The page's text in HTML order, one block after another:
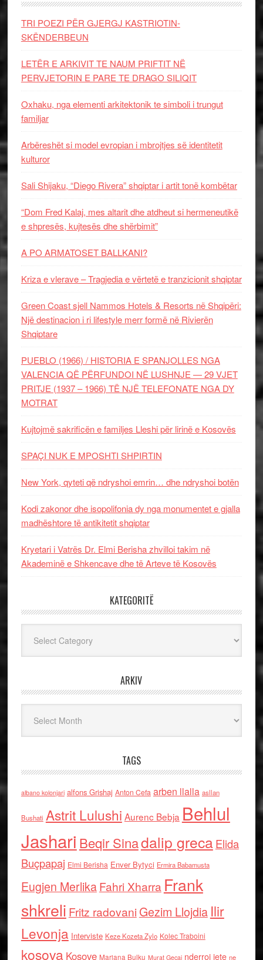
TRI POEZI PËR GJERGJ KASTRIOTIN-
SKËNDERBEUN
LETËR E ARKIVIT TE NAUM PRIFTIT NË
PERVJETORIN E PARE TE DRAGO SILIQIT
Oxhaku, nga elementi arkitektonik te simboli i trungut
familjar
Arbëreshët si model evropian i mbrojtjes së identitetit
kulturor
Sali Shijaku, “Diego Rivera” shqiptar i artit tonë kombëtar
“Dom Fred Kalaj, mes altarit dhe atdheut si hermeneutikë
e shpresës, kujtesës dhe shërbimit”
A PO ARMATOSET BALLKANI?
Kriza e vlerave – Tragjedia e vërtetë e tranzicionit shqiptar
Green Coast sjell Nammos Hotels & Resorts në Shqipëri:
Një destinacion i ri lifestyle merr formë në Rivierën
Shqiptare
PUEBLO (1966) / HISTORIA E SPANJOLLES NGA
VALENCIA QË PËRFUNDOI NË LUSHNJE — 29 VJET
PRITJE (1937 – 1966) TË NJË TELEFONATE NGA DY
MOTRAT
Kujtojmë sakrificën e familjes Lleshi për lirinë e Kosovës
SPAÇI NUK E MPOSHTI SHPIRTIN
New York, qyteti që ndryshoi emrin… dhe ndryshoi botën
Kodi zakonor dhe isopolifonia dy nga monumentet e gjalla
madhështore të antikitetit shqiptar
Kryetari i Vatrës Dr. Elmi Berisha zhvilloi takim në
Akademinë e Shkencave dhe të Arteve të Kosovës
KATEGORITË
ARKIV
TAGS
albano kolonjari alfons Grishaj Anton Cefa arben llalla asllan
Bushati Astrit Lulushi Aurenc Bebja Behlul
Jashari Beqir Sinadalip grecaElida
Buçpapaj Elmi Berisha Enver Bytyci Ermira Babamusta
Eugjen MerlikaFahri Xharra Frank
shkreli Fritz radovaniGezim Llojdia Ilir
Levonja Interviste Keze Kozeta Zylo Kolec Traboini
kosova Kosove Marjana Bulku Murat Gecaj nderroi jete ne